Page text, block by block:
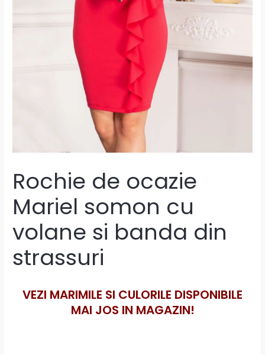
Rochie de ocazie
Mariel somon cu
volane si banda din
strassuri
VEZI MARIMILE SI CULORILE DISPONIBILE
MAI JOS IN MAGAZIN!